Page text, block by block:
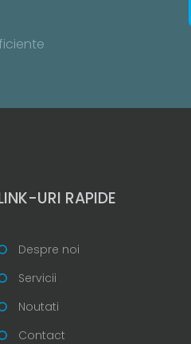
URI RAPIDE
Despre noi
Servicii
Noutati
Contact